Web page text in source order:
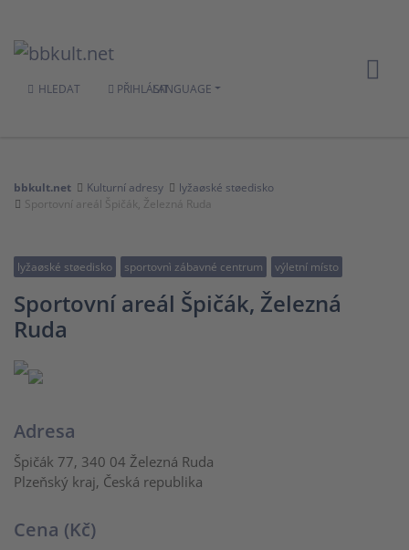
HLEDAT PŘIHLÁSITLANGUAGE
bbkult.net Kulturní adresy
lyžaøské støedisko
Sportovní areál Špičák, Železná Ruda
lyžaøské støedisko sportovnì zábavné centrum výletní místo
Sportovní areál Špičák, Železná
Ruda
Adresa
Špičák 77, 340 04 Železná Ruda
Plzeňský kraj, Česká republika
Cena (Kč)